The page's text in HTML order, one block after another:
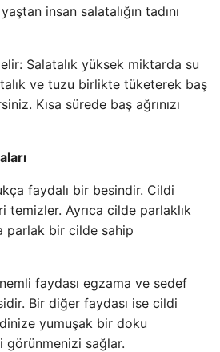
insan salatalığın tadını
Salatalık yüksek miktarda su
ve tuzu birlikte tüketerek baş
Kısa sürede baş ağrınızı
faydalı bir besindir. Cildi
temizler. Ayrıca cilde parlaklık
parlak bir cilde sahip
faydası egzama ve sedef
Bir diğer faydası ise cildi
yumuşak bir doku
görünmenizi sağlar.